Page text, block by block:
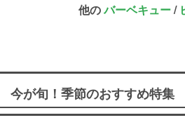
他のバーベキュー/
今が旬！季節のおすすめ特集